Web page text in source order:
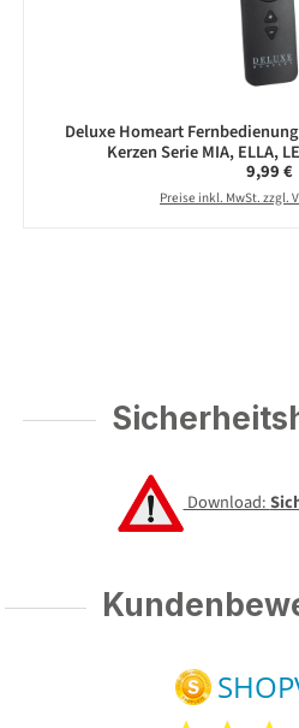
Deluxe Homeart
Kerzen Serie MIA, ELLA,
9,99 €
Preise inkl. MwSt. zzgl.
Download: